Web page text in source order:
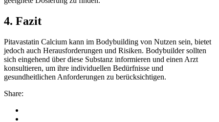
4. Fazit
Pitavastatin Calcium kann im Bodybuilding von Nutzen sein, bietet
jedoch auch Herausforderungen und Risiken. Bodybuilder sollten
sich eingehend über diese Substanz informieren und einen Arzt
konsultieren, um ihre individuellen Bedürfnisse und
gesundheitlichen Anforderungen zu berücksichtigen.
Share: